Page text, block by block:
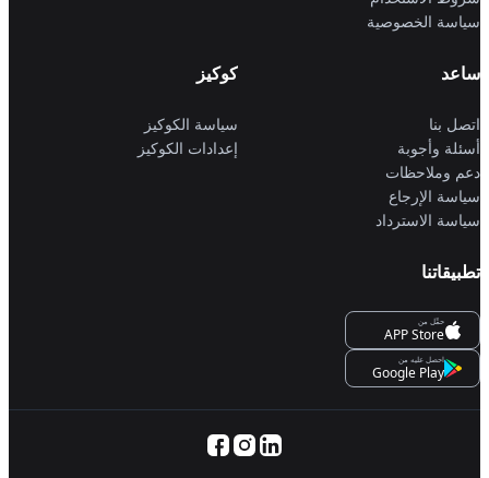
سياسة الخصوصية
ساعد
اتصل بنا
أسئلة وأجوبة
دعم وملاحظات
سياسة الإرجاع
سياسة الاسترداد
كوكيز
سياسة الكوكيز
إعدادات الكوكيز
تطبيقاتنا
حمِّل من
APP Store
احصل عليه من
Google Play